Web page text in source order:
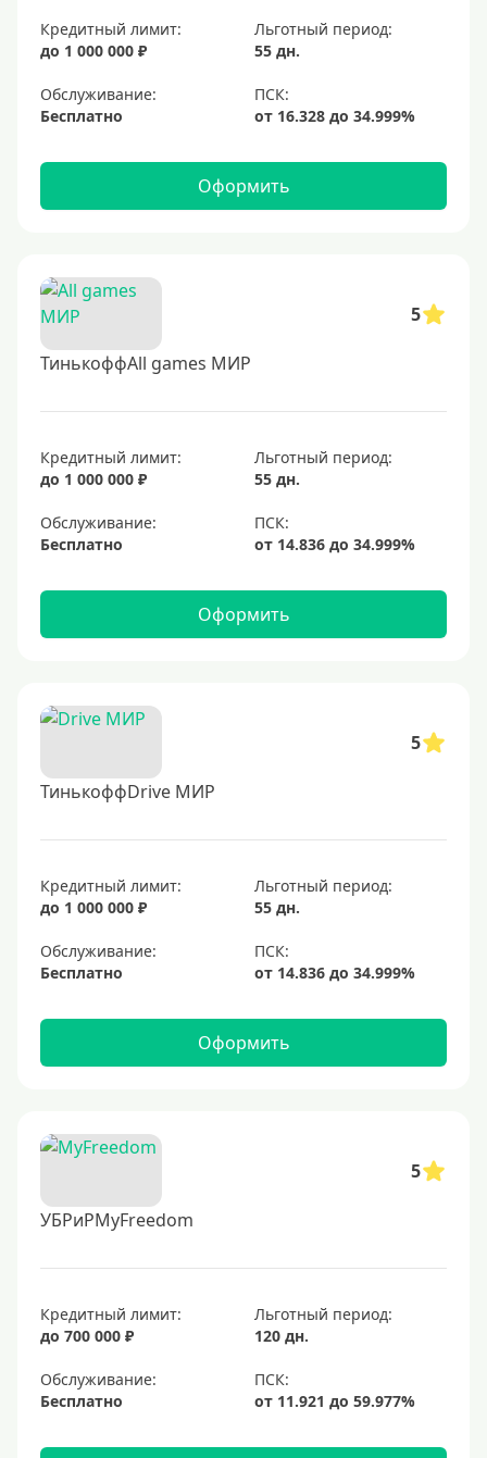
Кредитный лимит:
до 1 000 000 ₽
Льготный период:
55 дн.
Обслуживание:
Бесплатно
Оформить
5
ТинькоффAll games МИР
Кредитный лимит:
до 1 000 000 ₽
Льготный период:
55 дн.
Обслуживание:
Бесплатно
Оформить
5
ТинькоффDrive МИР
Кредитный лимит:
до 1 000 000 ₽
Льготный период:
55 дн.
Обслуживание:
Бесплатно
Оформить
5
УБРиРMyFreedom
Кредитный лимит:
до 700 000 ₽
Льготный период:
120 дн.
Обслуживание:
Бесплатно